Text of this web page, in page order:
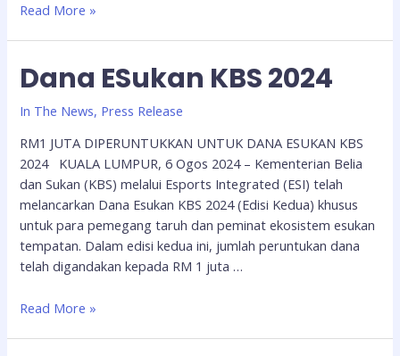
Read More »
Dana ESukan KBS 2024
In The News, Press Release
RM1 JUTA DIPERUNTUKKAN UNTUK DANA ESUKAN KBS
2024 KUALA LUMPUR, 6 Ogos 2024 – Kementerian Belia
dan Sukan (KBS) melalui Esports Integrated (ESI) telah
melancarkan Dana Esukan KBS 2024 (Edisi Kedua) khusus
untuk para pemegang taruh dan peminat ekosistem esukan
tempatan. Dalam edisi kedua ini, jumlah peruntukan dana
telah digandakan kepada RM 1 juta …
Read More »